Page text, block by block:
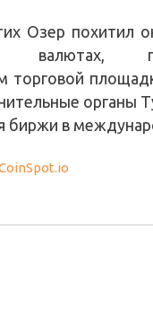
Озер похитил
валютах,
торговой
органы
биржи в